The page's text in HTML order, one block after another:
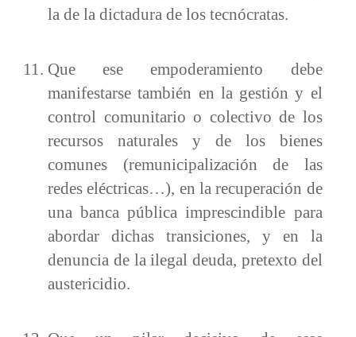
la de la dictadura de los tecnócratas.
Que ese empoderamiento debe
manifestarse también en la gestión y el
control comunitario o colectivo de los
recursos naturales y de los bienes
comunes (remunicipalización de las
redes eléctricas…), en la recuperación de
una banca pública imprescindible para
abordar dichas transiciones, y en la
denuncia de la ilegal deuda, pretexto del
austericidio.